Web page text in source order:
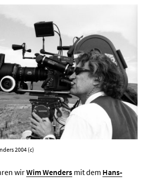
2004 (c)
wirWim Wenders mit dem Hans-